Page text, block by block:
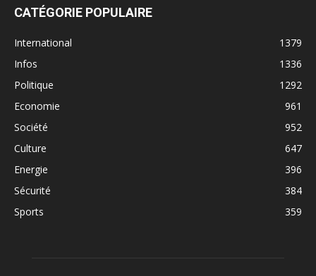
CATÉGORIE POPULAIRE
International
1379
Infos
1336
Politique
1292
Economie
961
Société
952
Culture
647
Energie
396
Sécurité
384
Sports
359